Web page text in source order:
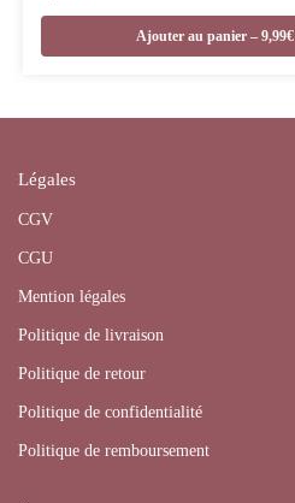
Ajouter au panier – 9,99€
Légales
CGV
CGU
Mention légales
Politique de livraison
Politique de retour
Politique de confidentialité
Politique de remboursement